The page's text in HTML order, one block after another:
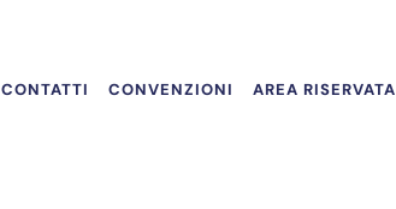
CONTATTI CONVENZIONI AREA RISERVATA